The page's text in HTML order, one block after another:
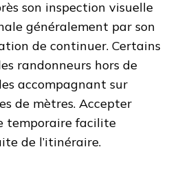
son inspection visuelle
généralement par son
de continuer. Certains
randonneurs hors de
accompagnant sur
de mètres. Accepter
temporaire facilite
de l’itinéraire.